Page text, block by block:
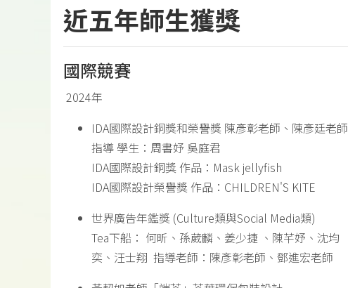
近五年師生獲獎
國際競賽
2024年
IDA國際設計銅獎和榮譽獎 陳彥彰老師、陳彥廷老師
指導 學生：周書妤 吳庭君
IDA國際設計銅獎 作品：Mask jellyfish
IDA國際設計榮譽獎 作品：CHILDREN'S KITE
世界廣告年鑑獎 (Culture類與Social Media類)
Tea下船： 何昕、孫葳麟、姜少捷 、陳芊妤、沈均
奕、汪士翔 指導老師：陳彥彰老師、鄧進宏老師